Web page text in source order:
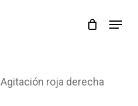
Menu
Agitación roja derecha